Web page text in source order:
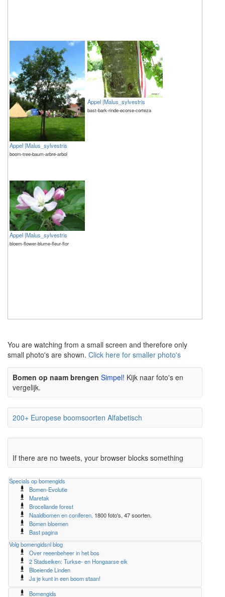
Appel |Malus_sylvestris
boom-tree-baum-arbre-arbol
Appel |Malus_sylvestris
bast-bark-rinde-ecorse-corteza
Appel |Malus_sylvestris
bloem-flower-blume-fleur-flor
You are watching from a small screen and therefore only
small photo's are shown. Click here for smaller photo's
Bomen op naam brengen Simpel! Kijk naar foto's en
vergelijk.
200+ Europese boomsoorten Alfabetisch
If there are no tweets, your browser blocks something
Specials op bomengids
Bomen-Evolutie
Maretak
Broceliande forest
Naaldbomen en coniferen. 1800 foto's, 47 soorten.
Bomen bloemen
Bast pagina
Volg bomengidsnl blog
Over reeenbeheer in het bos
2 Stadseiken: Turkse- en Hongaarse eik
Bloeiende Linden
Ja je kunt in een boom staan!
Bomengids